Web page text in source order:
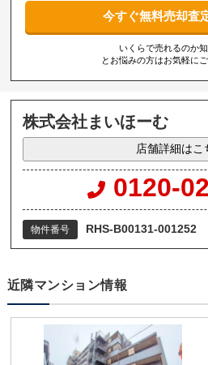
今すぐ無料売却査
いくらで売れるのか知
とお悩みの方はお気軽にご
株式会社まいほーむ
店舗詳細はこ
0120-
物件番号 RHS-B00131-001252
近隣マンション情報